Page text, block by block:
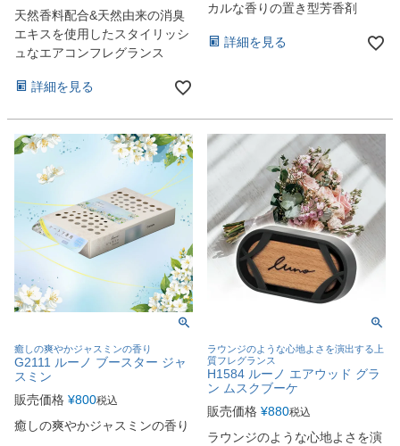
天然香料配合&天然由来の消臭
エキスを使用したスタイリッシ
ュなエアコンフレグランス
詳細を見る
カルな香りの置き型芳香剤
詳細を見る
癒しの爽やかジャスミンの香り
G2111 ルーノ ブースター ジャ
スミン
販売価格 ¥800税込
癒しの爽やかジャスミンの香り
ラウンジのような心地よさを演出する上
質フレグランス
H1584 ルーノ エアウッド グラ
ン ムスクブーケ
販売価格 ¥880税込
ラウンジのような心地よさを演